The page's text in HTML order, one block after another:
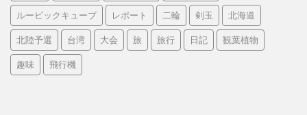
ルービックキューブ レポート 二輪 剣玉 北海道
北陸予選 台湾 大会 旅 旅行 日記 観葉植物
趣味 飛行機